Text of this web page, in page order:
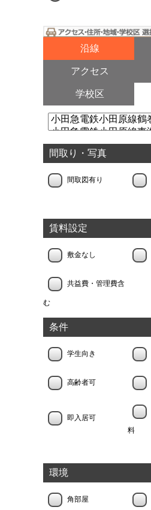
沿線
アクセス
学校区
間取り・写真
間取図有り
賃料設定
敷金なし
共益費・管理費含
む
条件
学生向き
高齢者可
即入居可
料
環境
角部屋